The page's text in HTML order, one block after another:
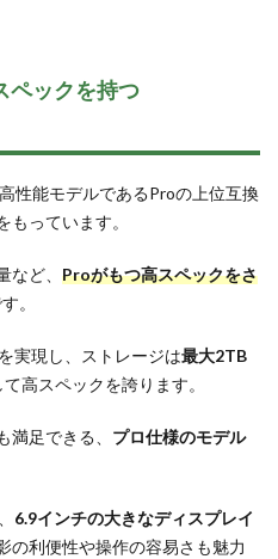
ペックを持つ
性能モデルであるProの上位互換
もっています。
ど、 Proがもつ高スペックをさ
。
実現し、ストレージは最大2TB
高スペックを誇ります。
足できる、 プロ仕様のモデル
6.9インチの大きなディスプレイ
の利便性や操作の容易さも魅力